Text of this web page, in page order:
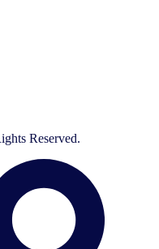
Reserved.